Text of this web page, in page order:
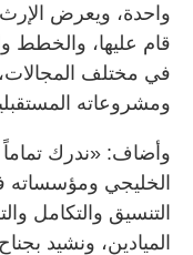
واحدة، ويعرض
قام عليها، والخطط
في مختلف
ومشروعاته
وأضاف: «ندرك تماماً
الخليجي ومؤسساته
التنسيق والتكامل
الميادين، ونشيد